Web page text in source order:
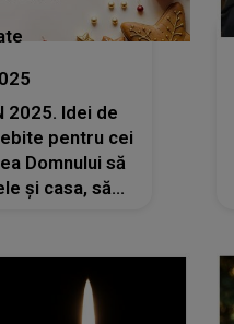
2025. Idei de
pentru cei
Domnului să
și casa, să